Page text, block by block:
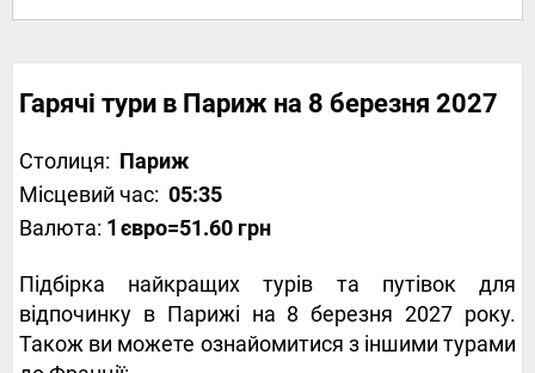
Гарячі тури в Париж на 8 березня 2027
Столиця: Париж
Місцевий час: 05:35
Валюта: 1 євро=51.60 грн
Підбірка найкращих турів та путівок для
відпочинку в Парижі на 8 березня 2027 року.
Також ви можете ознайомитися з іншими турами